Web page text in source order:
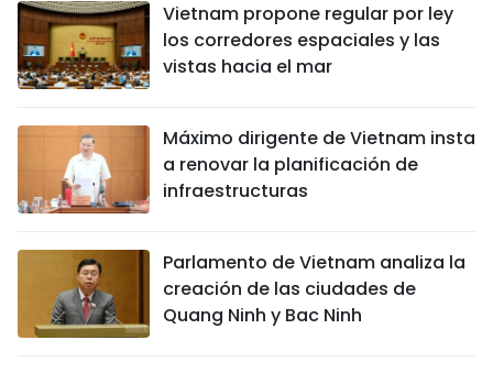
Vietnam propone regular por ley
los corredores espaciales y las
vistas hacia el mar
Máximo dirigente de Vietnam insta
a renovar la planificación de
infraestructuras
Parlamento de Vietnam analiza la
creación de las ciudades de
Quang Ninh y Bac Ninh